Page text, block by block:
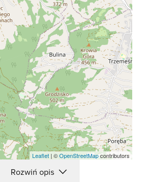
Leaflet | ©OpenStreetMapcontributors
Rozwiń opis